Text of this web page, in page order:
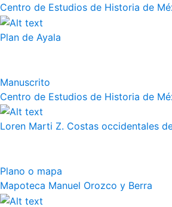
Centro de Estudios de Historia de
Plan de Ayala
Manuscrito
Centro de Estudios de Historia de
Loren Marti Z. Costas occidentales
Plano o mapa
Mapoteca Manuel Orozco y Berra